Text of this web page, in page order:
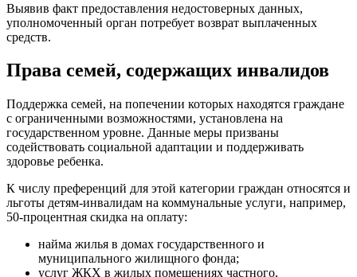
Выявив факт предоставления недостоверных данных,
уполномоченный орган потребует возврат выплаченных
средств.
Права семей, содержащих инвалидов
Поддержка семей, на попечении которых находятся граждане
с ограниченными возможностями, установлена на
государственном уровне. Данные меры призваны
содействовать социальной адаптации и поддерживать
здоровье ребенка.
К числу преференций для этой категории граждан относятся и
льготы детям-инвалидам на коммунальные услуги, например,
50-процентная скидка на оплату:
найма жилья в домах государственного и
муниципального жилищного фонда;
услуг ЖКХ в жилых помещениях частного,